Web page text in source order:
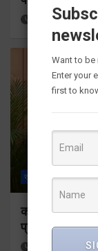
15 hours ago
राज्य ALL देहरादून
कॉमनवेल्थ गेम्स
प्रशिक्षकों को
15 hours ago
Want to be
Enter your
first to